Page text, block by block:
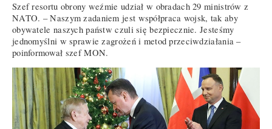
Szef resortu obrony weźmie udział w obradach 29 ministrów z
NATO. – Naszym zadaniem jest współpraca wojsk, tak aby
obywatele naszych państw czuli się bezpiecznie. Jesteśmy
jednomyślni w sprawie zagrożeń i metod przeciwdziałania –
poinformował szef MON.